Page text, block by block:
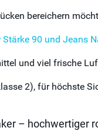
bereichern
90 und Jeans
und viel frische
2), für höchste
– hochwertiger